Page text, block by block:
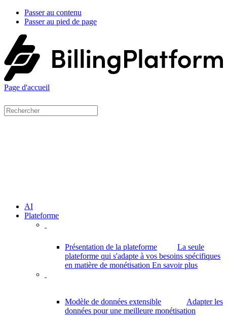
Passer au contenu
Passer au pied de page
Page d'accueil
AI
Plateforme
Présentation de la plateforme
La seule
plateforme qui s'adapte à vos besoins spécifiques
en matière de monétisation En savoir plus
Modèle de données extensible
Adapter les
données pour une meilleure monétisation